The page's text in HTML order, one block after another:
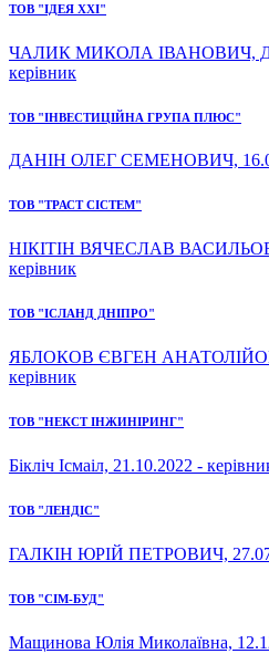
ТОВ "ІДЕЯ ХХІ"
ЧАЛИК МИКОЛА ІВАНОВИЧ,
керівник
ТОВ "ІНВЕСТИЦІЙНА ГРУПА ПЛЮС"
ДАНІН ОЛЕГ СЕМЕНОВИЧ,
ТОВ "ТРАСТ СІСТЕМ"
НІКІТІН ВЯЧЕСЛАВ
керівник
ТОВ "ІСЛАНД ДНІПРО"
ЯБЛОКОВ ЄВГЕН
керівник
ТОВ "НЕКСТ ІНЖИНІРИНГ"
Бікліч Ісмаіл, 21.10.2022 -
ТОВ "ЛЕНДІС"
ГАЛКІН ЮРІЙ ПЕТРОВИЧ,
ТОВ "СІМ-БУД"
Мащинова Юлія Миколаївна,